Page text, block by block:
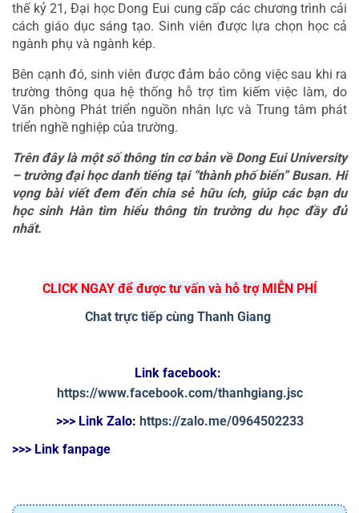
thế kỷ 21, Đại học Dong Eui cung cấp các chương trình cải
cách giáo dục sáng tạo. Sinh viên được lựa chọn học cả
ngành phụ và ngành kép.
Bên cạnh đó, sinh viên được đảm bảo công việc sau khi ra
trường thông qua hệ thống hỗ trợ tìm kiếm việc làm, do
Văn phòng Phát triển nguồn nhân lực và Trung tâm phát
triển nghề nghiệp của trường.
Trên đây là một số thông tin cơ bản về Dong Eui University
– trường đại học danh tiếng tại “thành phố biển” Busan. Hi
vọng bài viết đem đến chia sẻ hữu ích, giúp các bạn du
học sinh Hàn tìm hiểu thông tin trường du học đầy đủ
nhất.
CLICK NGAY để được tư vấn và hỗ trợ MIỄN PHÍ
Chat trực tiếp cùng Thanh Giang
https://www.facebook.com/thanhgiang.jsc
>>> Link Zalo: https://zalo.me/0964502233
>>> Link fanpage